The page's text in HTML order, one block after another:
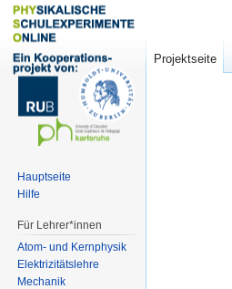
Projektseite
Hauptseite
Hilfe
Für Lehrer*innen
Atom- und Kernphysik
Elektrizitätslehre
Mechanik